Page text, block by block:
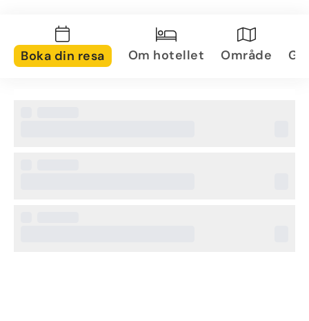
matupplevelse till nya höjder. På Red Diamond
serveras internationella läckerheter från frukost till
middag, medan Fusion öppnar sina dörrar enbart vid
Boka din resa Om hotellet Område